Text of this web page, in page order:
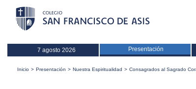
7 agosto 2026 Presentación
Inicio > Presentación > Nuestra Espiritualidad > Consagrados al Sagrado